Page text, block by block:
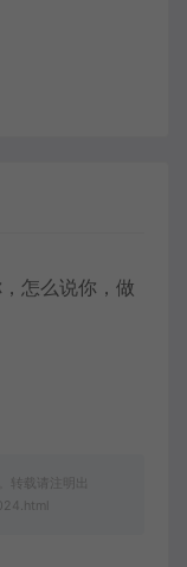
怎么说你，做
转载请注明出